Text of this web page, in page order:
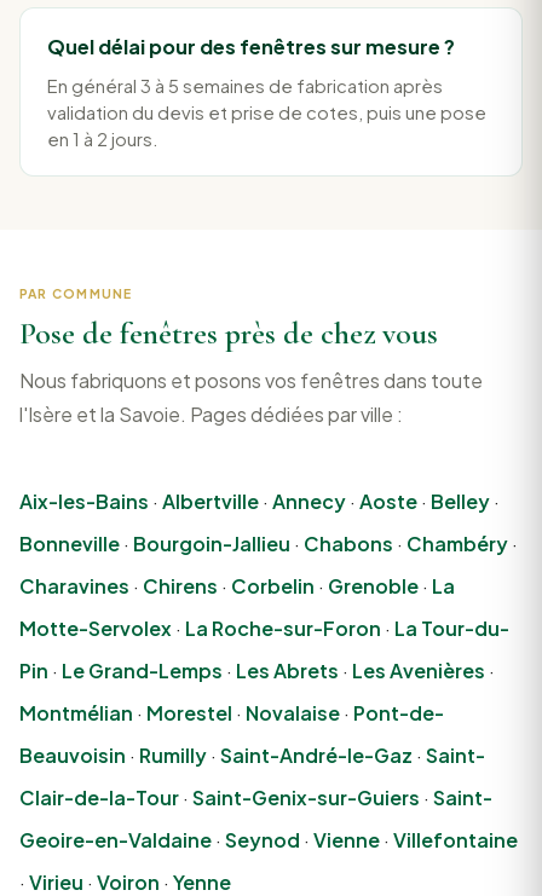
Quel délai pour des fenêtres sur mesure ?
En général 3 à 5 semaines de fabrication après
validation du devis et prise de cotes, puis une pose
en 1 à 2 jours.
PAR COMMUNE
Pose de fenêtres près de chez vous
Nous fabriquons et posons vos fenêtres dans toute
l'Isère et la Savoie. Pages dédiées par ville :
Aix-les-Bains · Albertville· Annecy· Aoste· Belley·
Bonneville· Bourgoin-Jallieu · Chabons · Chambéry·
Charavines · Chirens · Corbelin · Grenoble· La
Motte-Servolex· La Roche-sur-Foron · La Tour-du-
Pin · Le Grand-Lemps · Les Abrets · Les Avenières ·
Montmélian · Morestel · Novalaise· Pont-de-
Beauvoisin · Rumilly· Saint-André-le-Gaz · Saint-
Clair-de-la-Tour· Saint-Genix-sur-Guiers · Saint-
Geoire-en-Valdaine· Seynod · Vienne· Villefontaine
· Virieu · Voiron · Yenne